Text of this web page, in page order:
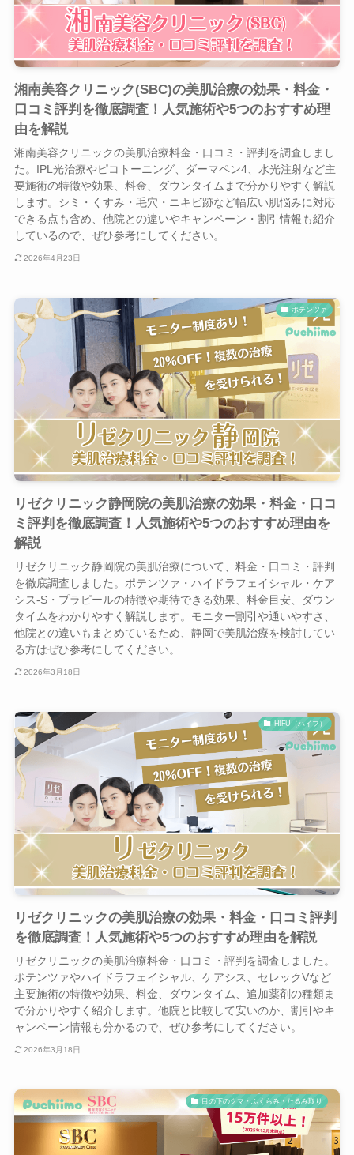
湘南美容クリニック(SBC)の美肌治療の効果・料金・
口コミ評判を徹底調査！人気施術や5つのおすすめ理
由を解説
湘南美容クリニックの美肌治療料金・口コミ・評判を調査しまし
た。IPL光治療やピコトーニング、ダーマペン4、水光注射など主
要施術の特徴や効果、料金、ダウンタイムまで分かりやすく解説
します。シミ・くすみ・毛穴・ニキビ跡など幅広い肌悩みに対応
できる点も含め、他院との違いやキャンペーン・割引情報も紹介
しているので、ぜひ参考にしてください。
2026年4月23日
ポテンツァ
リゼクリニック静岡院の美肌治療の効果・料金・口コ
ミ評判を徹底調査！人気施術や5つのおすすめ理由を
解説
リゼクリニック静岡院の美肌治療について、料金・口コミ・評判
を徹底調査しました。ポテンツァ・ハイドラフェイシャル・ケア
シス-S・プラピールの特徴や期待できる効果、料金目安、ダウン
タイムをわかりやすく解説します。モニター割引や通いやすさ、
他院との違いもまとめているため、静岡で美肌治療を検討してい
る方はぜひ参考にしてください。
2026年3月18日
HIFU（ハイフ）
リゼクリニックの美肌治療の効果・料金・口コミ評判
を徹底調査！人気施術や5つのおすすめ理由を解説
リゼクリニックの美肌治療料金・口コミ・評判を調査しました。
ポテンツァやハイドラフェイシャル、ケアシス、セレックVなど
主要施術の特徴や効果、料金、ダウンタイム、追加薬剤の種類ま
で分かりやすく紹介します。他院と比較して安いのか、割引やキ
ャンペーン情報も分かるので、ぜひ参考にしてください。
2026年3月18日
目の下のクマ・ふくらみ・たるみ取り